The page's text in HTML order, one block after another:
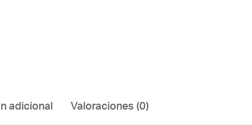
adicional Valoraciones (0)